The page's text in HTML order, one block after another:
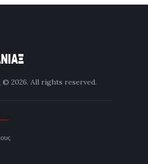
© 2026. All rights reserved.